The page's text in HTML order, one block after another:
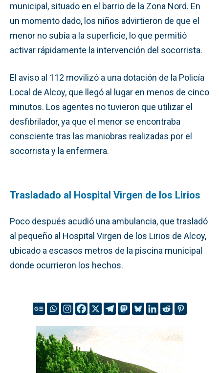
municipal, situado en el barrio de la Zona Nord. En
un momento dado, los niños advirtieron de que el
menor no subía a la superficie, lo que permitió
activar rápidamente la intervención del socorrista.
El aviso al 112 movilizó a una dotación de la Policía
Local de Alcoy, que llegó al lugar en menos de cinco
minutos. Los agentes no tuvieron que utilizar el
desfibrilador, ya que el menor se encontraba
consciente tras las maniobras realizadas por el
socorrista y la enfermera.
Trasladado al Hospital Virgen de los Lirios
Poco después acudió una ambulancia, que trasladó
al pequeño al Hospital Virgen de los Lirios de Alcoy,
ubicado a escasos metros de la piscina municipal
donde ocurrieron los hechos.